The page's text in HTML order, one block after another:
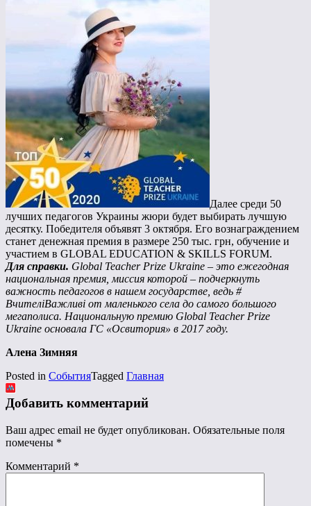
Далее среди 50
лучших педагогов Украины жюри будет выбирать лучшую
десятку. Победителя объявят 3 октября. Его вознаграждением
станет денежная премия в размере 250 тыс. грн, обучение и
участием в GLOBAL EDUCATION & SKILLS FORUM.
Для справки. Global Teacher Prize Ukraine – это ежегодная
национальная премия, миссия которой – подчеркнуть
важность педагогов в нашем государстве, ведь #
ВчителіВажливі от маленького села до самого большого
мегаполиса. Национальную премию Global Teacher Prize
Ukraine основала ГС «Освитория» в 2017 году.
Алена Зимняя
Posted in СобытияTagged Главная
Добавить комментарий
Ваш адрес email не будет опубликован. Обязательные поля
помечены *
Комментарий *